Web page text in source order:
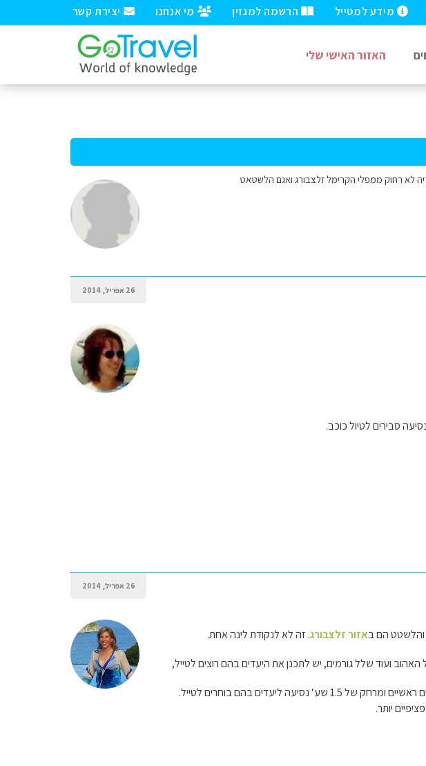
יצירת קשר מי אנחנו הרשמה למגזין מידע למטייל
האזור האישי שלי
לא רחוק ממפלי הקרימל זלצבורג ואגם הלשטאט
26 אפריל, 2014
סבירים לטיול כוכב.
26 אפריל, 2014
והלשטט הם באזור זלצבורג. זה לא לנקודת לינה אחת.
ועוד שלל גורמים, יש לתכנן את היעדים בהם רוצים לטייל,
ליעדים בהם בוחרים לטייל.
יותר.